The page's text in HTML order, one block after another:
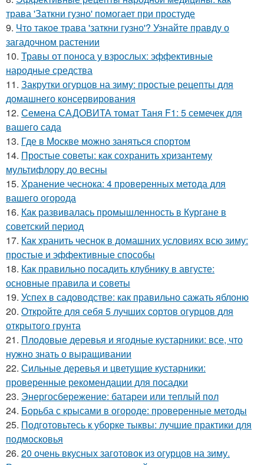
трава 'Заткни гузно' помогает при простуде
9. Что такое трава 'заткни гузно'? Узнайте правду о
загадочном растении
10. Травы от поноса у взрослых: эффективные
народные средства
11. Закрутки огурцов на зиму: простые рецепты для
домашнего консервирования
12. Семена САДОВИТА томат Таня F1: 5 семечек для
вашего сада
13. Где в Москве можно заняться спортом
14. Простые советы: как сохранить хризантему
мультифлору до весны
15. Хранение чеснока: 4 проверенных метода для
вашего огорода
16. Как развивалась промышленность в Кургане в
советский период
17. Как хранить чеснок в домашних условиях всю зиму:
простые и эффективные способы
18. Как правильно посадить клубнику в августе:
основные правила и советы
19. Успех в садоводстве: как правильно сажать яблоню
20. Откройте для себя 5 лучших сортов огурцов для
открытого грунта
21. Плодовые деревья и ягодные кустарники: все, что
нужно знать о выращивании
22. Сильные деревья и цветущие кустарники:
проверенные рекомендации для посадки
23. Энергосбережение: батареи или теплый пол
24. Борьба с крысами в огороде: проверенные методы
25. Подготовьтесь к уборке тыквы: лучшие практики для
подмосковья
26. 20 очень вкусных заготовок из огурцов на зиму.